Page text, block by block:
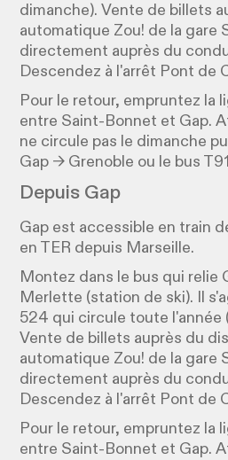
dimanche). Vente de billets
automatique Zou! de la gare
directement auprès du
Descendez à l'arrêt Pont de
Pour le retour, empruntez la
entre Saint-Bonnet et Gap.
ne circule pas le dimanche
Gap → Grenoble ou le bus
Depuis Gap
Gap est accessible en train
en TER depuis Marseille.
Montez dans le bus qui relie
Merlette (station de ski). Il
524 qui circule toute l'année
Vente de billets auprès du
automatique Zou! de la gare
directement auprès du
Descendez à l'arrêt Pont de
Pour le retour, empruntez la
entre Saint-Bonnet et Gap.